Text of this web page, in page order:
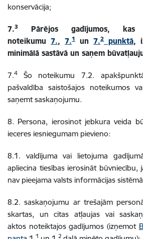
konservācija;
7.3
Pārējos gadījumos,
noteikumu 7., 7.1 un 7.2 punktā,
minimālā sastāvā un saņem
7.4Šo noteikumu 7.2.
pašvaldība saistošajos noteikumos
saņemt saskaņojumu.
8. Persona, ierosinot jebkura veida
ieceres iesniegumam pievieno:
8.1. valdījuma vai lietojuma
apliecina tiesības ierosināt būvniecību,
nav pieejama valsts informācijas
8.2. saskaņojumu ar trešajām
skartas, un citas atļaujas vai
aktos noteiktajos gadījumos (izņemot
1 2